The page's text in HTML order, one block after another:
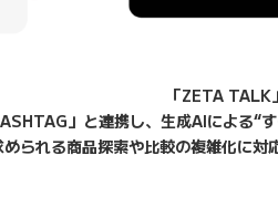
「ZETA TALK
」と連携し、生成AIによる“
められる商品探索や比較の複雑化に対